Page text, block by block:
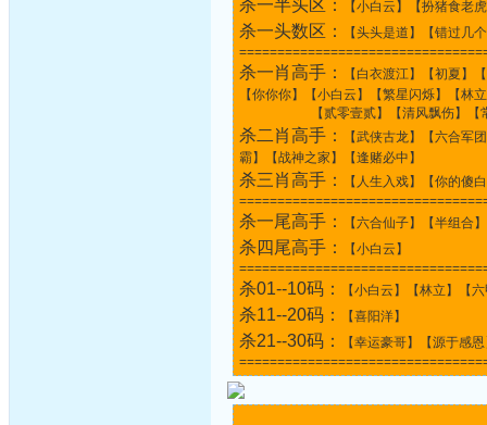
杀一半头区： 【小白云】【扮猪食老
杀一头数区：
【头头是道】【错过几
杀一肖高手：
【白衣渡江】【初夏】
【你你你】【小白云】【繁星闪烁】【林
【贰零壹贰】【清风飘伤】【
杀二肖高手：
【武侠古龙】【六合军
霸】【战神之家】【逢赌必中】
杀三肖高手：
【人生入戏】【你的傻
杀一尾高手： 【六合仙子】【半组合
杀四尾高手：
【小白云】
杀01--10码： 【小白云】【林立】【
杀11--20码： 【喜阳洋】
杀21--30码：
【幸运豪哥】【源于感